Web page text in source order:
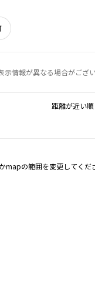
示情報が異なる場合がござ
距離が近い順
mapの範囲を変更してくだ